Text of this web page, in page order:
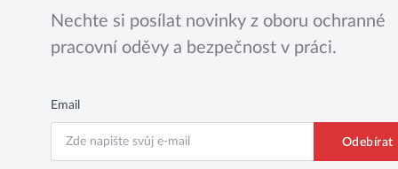
Nechte si posílat novinky z oboru ochranné
pracovní oděvy a bezpečnost v práci.
Email